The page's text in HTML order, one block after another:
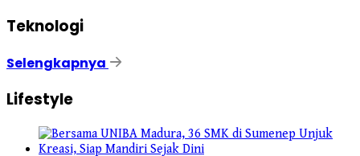
Teknologi
Selengkapnya
Lifestyle